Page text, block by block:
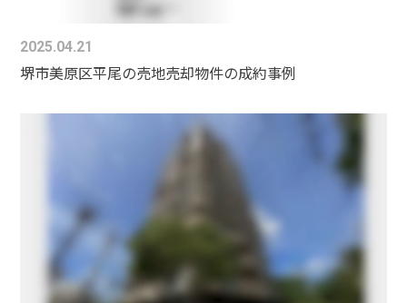
2025.04.21
堺市美原区平尾の売地売却物件の成約事例